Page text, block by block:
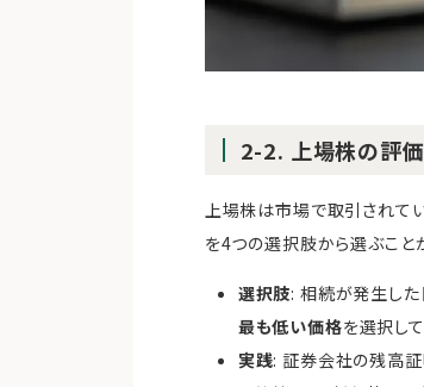
2-2. 上場株の評価
上場株は市場で取引されて
を4つの選択肢から選ぶこと
選択肢: 相続が発生した
最も低い価格を選択し
実践: 証券会社の残高